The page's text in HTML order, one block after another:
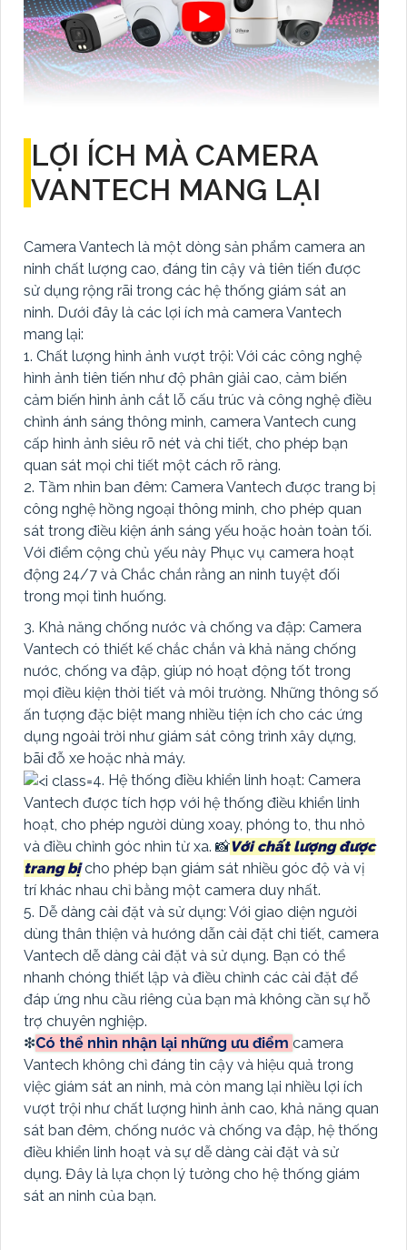
LỢI ÍCH MÀ CAMERA
VANTECH MANG LẠI
Camera Vantech là một dòng sản phẩm camera an
ninh chất lượng cao, đáng tin cậy và tiên tiến được
sử dụng rộng rãi trong các hệ thống giám sát an
ninh. Dưới đây là các lợi ích mà camera Vantech
mang lại:
1. Chất lượng hình ảnh vượt trội: Với các công nghệ
hình ảnh tiên tiến như độ phân giải cao, cảm biến
cảm biến hình ảnh cắt lỗ cấu trúc và công nghệ điều
chỉnh ánh sáng thông minh, camera Vantech cung
cấp hình ảnh siêu rõ nét và chi tiết, cho phép bạn
quan sát mọi chi tiết một cách rõ ràng.
2. Tầm nhìn ban đêm: Camera Vantech được trang bị
công nghệ hồng ngoại thông minh, cho phép quan
sát trong điều kiện ánh sáng yếu hoặc hoàn toàn tối.
Với điểm cộng chủ yếu này Phục vụ camera hoạt
động 24/7 và Chắc chắn rằng an ninh tuyệt đối
trong mọi tình huống.
3. Khả năng chống nước và chống va đập: Camera
Vantech có thiết kế chắc chắn và khả năng chống
nước, chống va đập, giúp nó hoạt động tốt trong
mọi điều kiện thời tiết và môi trường. Những thông số
ấn tượng đặc biệt mang nhiều tiện ích cho các ứng
dụng ngoài trời như giám sát công trình xây dựng,
bãi đỗ xe hoặc nhà máy.
4. Hệ thống điều khiển linh hoạt: Camera
Vantech được tích hợp với hệ thống điều khiển linh
hoạt, cho phép người dùng xoay, phóng to, thu nhỏ
và điều chỉnh góc nhìn từ xa. 📸Với chất lượng được
trang bịcho phép bạn giám sát nhiều góc độ và vị
trí khác nhau chỉ bằng một camera duy nhất.
5. Dễ dàng cài đặt và sử dụng: Với giao diện người
dùng thân thiện và hướng dẫn cài đặt chi tiết, camera
Vantech dễ dàng cài đặt và sử dụng. Bạn có thể
nhanh chóng thiết lập và điều chỉnh các cài đặt để
đáp ứng nhu cầu riêng của bạn mà không cần sự hỗ
trợ chuyên nghiệp.
❇Có thể nhìn nhận lại những ưu điểm camera
Vantech không chỉ đáng tin cậy và hiệu quả trong
việc giám sát an ninh, mà còn mang lại nhiều lợi ích
vượt trội như chất lượng hình ảnh cao, khả năng quan
sát ban đêm, chống nước và chống va đập, hệ thống
điều khiển linh hoạt và sự dễ dàng cài đặt và sử
dụng. Đây là lựa chọn lý tưởng cho hệ thống giám
sát an ninh của bạn.